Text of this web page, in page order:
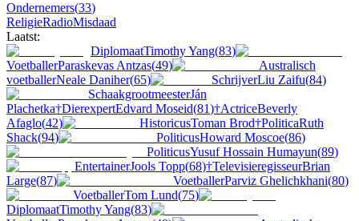
Ondernemers(33)
ReligieRadioMisdaad
Laatst:
DiplomaatTimothy Yang(83)
VoetballerParaskevas Antzas(49)
Australisch
voetballerNeale Daniher(65) SchrijverLiu Zaifu(84)
SchaakgrootmeesterJán
Plachetka†DierexpertEdvard Moseid(81)†ActriceBeverly
Afaglo(42) HistoricusToman Brod†PoliticaRuth
Shack(94) PoliticusHoward Moscoe(86)
PoliticusYusuf Hossain Humayun(89)
EntertainerJools Topp(68)†TelevisieregisseurBrian
Large(87) VoetballerParviz Ghelichkhani(80)
VoetballerTom Lund(75)
DiplomaatTimothy Yang(83)